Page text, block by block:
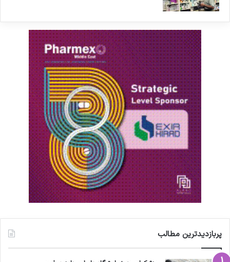
پربازدیدترین مطالب